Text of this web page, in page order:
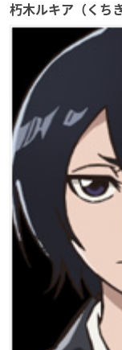
朽木ルキア（くち